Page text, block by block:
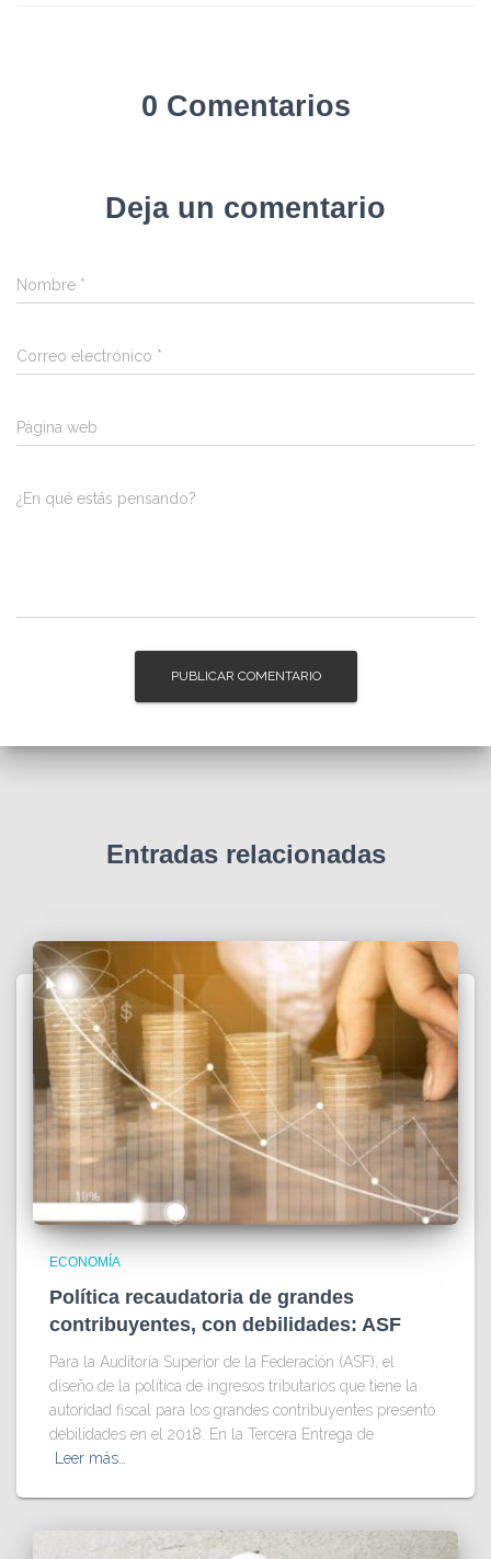
0 Comentarios
Deja un comentario
Nombre *
Correo electrónico *
Página web
¿En qué estás pensando?
Entradas relacionadas
ECONOMÍA
Política recaudatoria de grandes
contribuyentes, con debilidades: ASF
Para la Auditoría Superior de la Federación (ASF), el
diseño de la política de ingresos tributarios que tiene la
autoridad fiscal para los grandes contribuyentes presentó
debilidades en el 2018. En la Tercera Entrega de
Leer más…